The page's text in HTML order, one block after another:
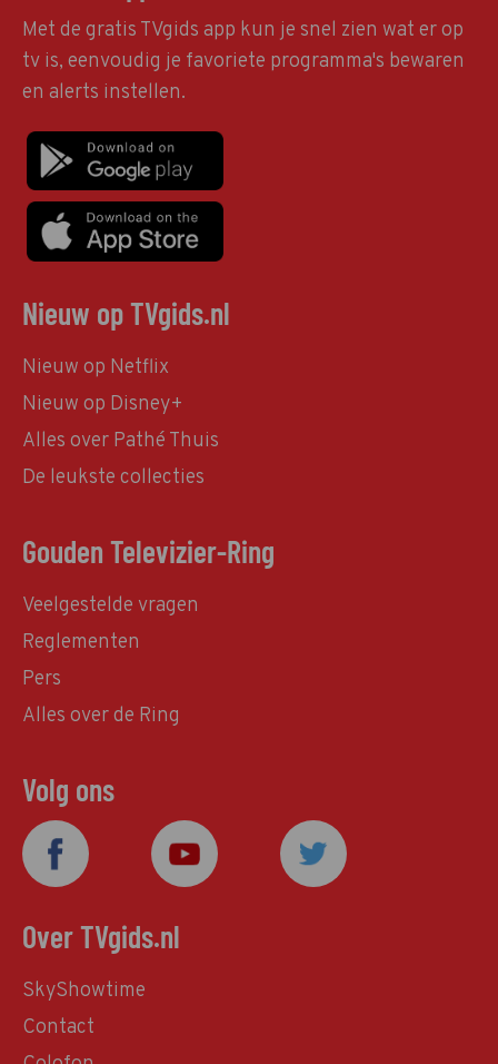
Met de gratis TVgids app kun je snel zien wat er op
tv is, eenvoudig je favoriete programma's bewaren
en alerts instellen.
Nieuw op TVgids.nl
Nieuw op Netflix
Nieuw op Disney+
Alles over Pathé Thuis
De leukste collecties
Gouden Televizier-Ring
Veelgestelde vragen
Reglementen
Pers
Alles over de Ring
Volg ons
Over TVgids.nl
SkyShowtime
Contact